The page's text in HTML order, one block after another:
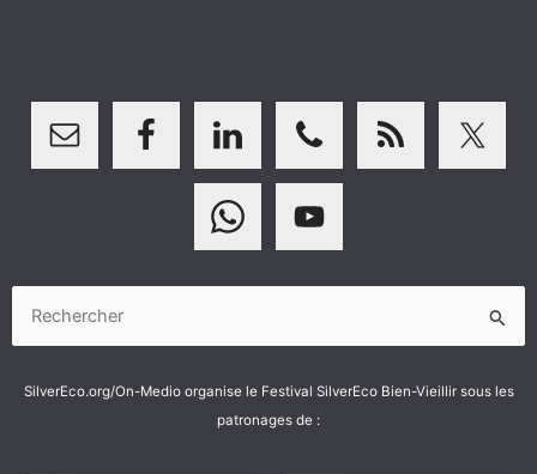
SilverEco.org/On-Medio organise le Festival SilverEco Bien-Vieillir sous les
patronages de :